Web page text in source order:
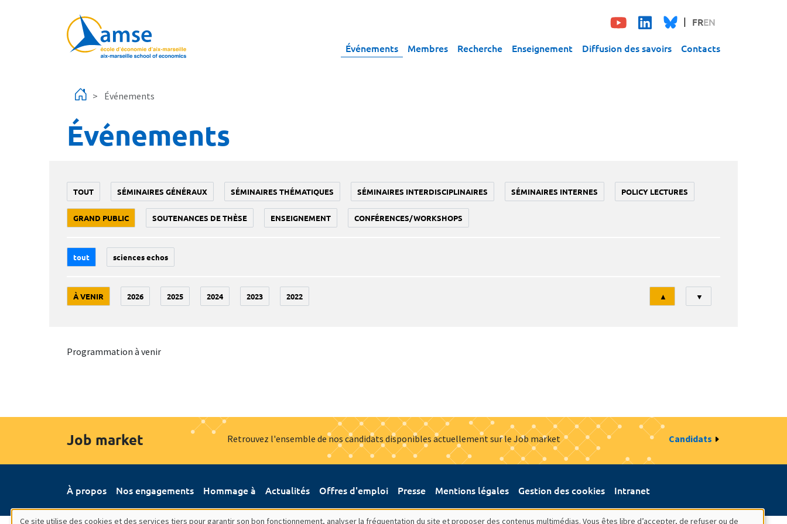
FREN
Événements Membres Recherche Enseignement Diffusion des savoirs Contacts
Événements
Événements
TOUT SÉMINAIRES GÉNÉRAUX SÉMINAIRES THÉMATIQUES SÉMINAIRES INTERDISCIPLINAIRES SÉMINAIRES INTERNES POLICY LECTURES
GRAND PUBLIC SOUTENANCES DE THÈSE ENSEIGNEMENT CONFÉRENCES/WORKSHOPS
tout sciences echos
À VENIR 2026 2025 2024 2023 2022
Tri
▲ ▼
Programmation à venir
Job market Retrouvez l'ensemble de nos candidats disponibles actuellement sur le Job market Candidats
À propos Nos engagements Hommage à Actualités Offres d'emploi Presse Mentions légales Gestion des cookies Intranet
Ce site utilise des cookies et des services tiers pour garantir son bon fonctionnement, analyser la fréquentation du site et proposer des contenus multimédias. Vous êtes libre d’accepter, de refuser ou de